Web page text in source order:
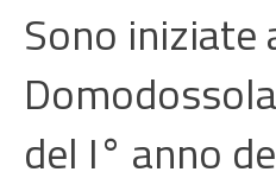
Sono iniziate
del I° anno